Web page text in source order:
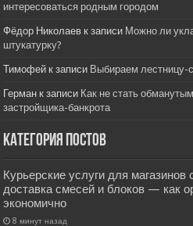
интересоваться родным городом
Фёдор Николаев к записи Можно ли
штукатурку?
Тимофей к записи Выбираем лестницу-
Герман к записи Как не стать
застройщика-банкрота
Категория постов
Курьерские услуги для
доставка смесей и блоков — как
экономично
8 минут назад